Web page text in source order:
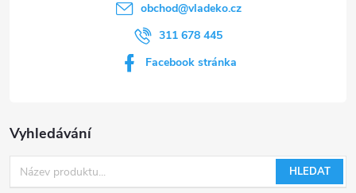
Vyhledávání
HLEDAT
obchod@vladeko.cz
311 678 445
Facebook stránka